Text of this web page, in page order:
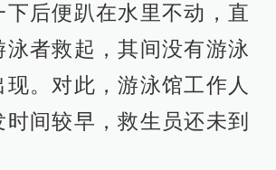
下后便趴在水里不动，直
泳者救起，其间没有游泳
。对此，游泳馆工作人
时间较早，救生员还未到